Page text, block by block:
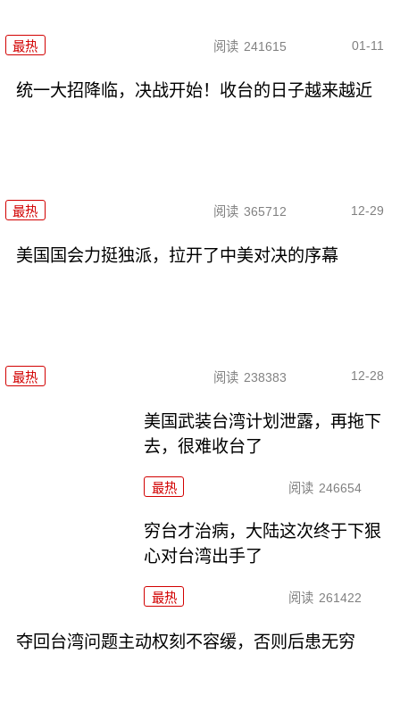
最热 阅读 241615 01-11
统一大招降临，决战开始！收台的日子越来越近
最热 阅读 365712 12-29
美国国会力挺独派，拉开了中美对决的序幕
最热 阅读 238383 12-28
美国武装台湾计划泄露，再拖下
去，很难收台了
最热 阅读 246654
穷台才治病，大陆这次终于下狠
心对台湾出手了
最热 阅读 261422
夺回台湾问题主动权刻不容缓，否则后患无穷